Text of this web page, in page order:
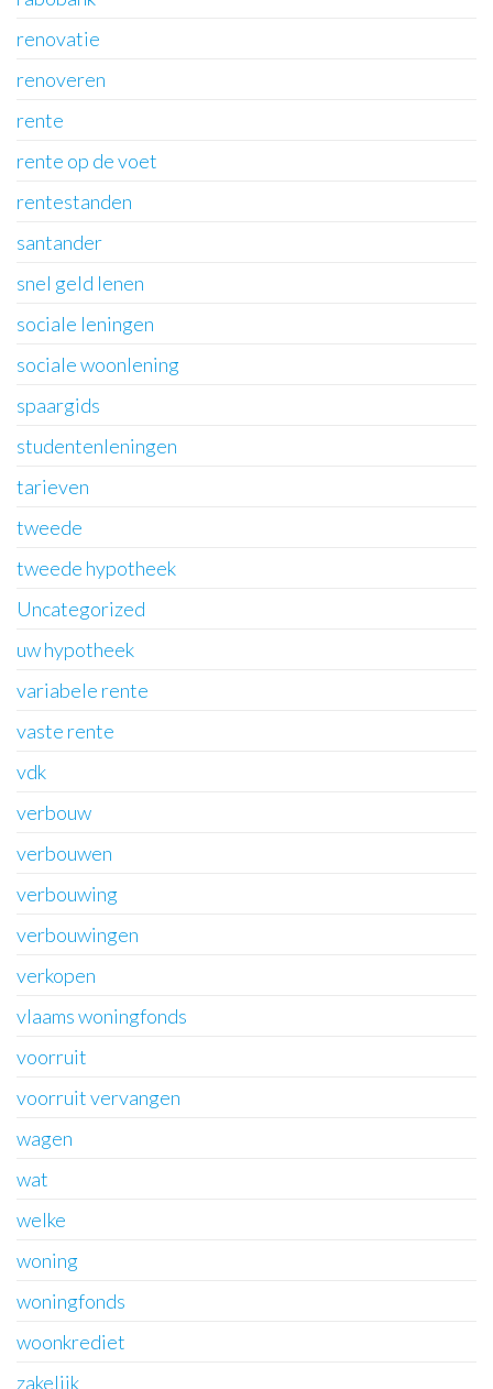
renovatie
renoveren
rente
rente op de voet
rentestanden
santander
snel geld lenen
sociale leningen
sociale woonlening
spaargids
studentenleningen
tarieven
tweede
tweede hypotheek
Uncategorized
uw hypotheek
variabele rente
vaste rente
vdk
verbouw
verbouwen
verbouwing
verbouwingen
verkopen
vlaams woningfonds
voorruit
voorruit vervangen
wagen
wat
welke
woning
woningfonds
woonkrediet
zakelijk